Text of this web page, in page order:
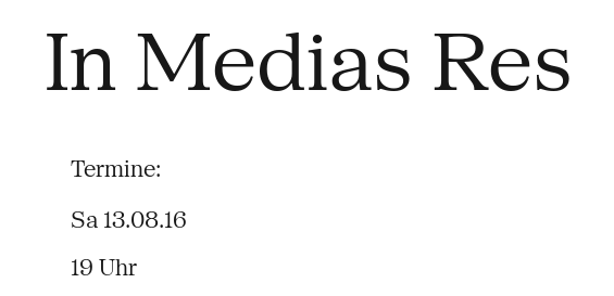
In Medias Res
Termine:
Sa 13.08.16
19 Uhr